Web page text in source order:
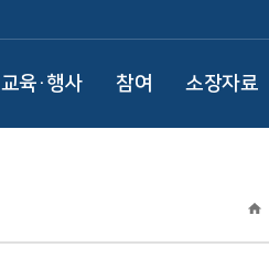
교육·행사 참여 소장자료